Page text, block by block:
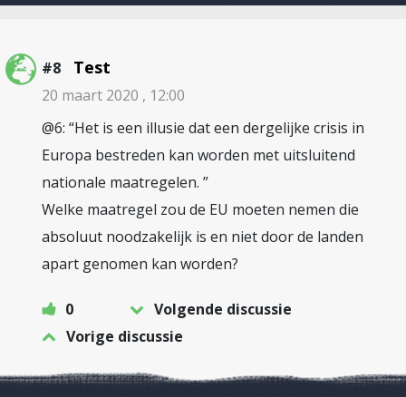
#8 Test
20 maart 2020 , 12:00
@6: “Het is een illusie dat een dergelijke crisis in
Europa bestreden kan worden met uitsluitend
nationale maatregelen. ”
Welke maatregel zou de EU moeten nemen die
absoluut noodzakelijk is en niet door de landen
apart genomen kan worden?
0
Volgende discussie
Vorige discussie